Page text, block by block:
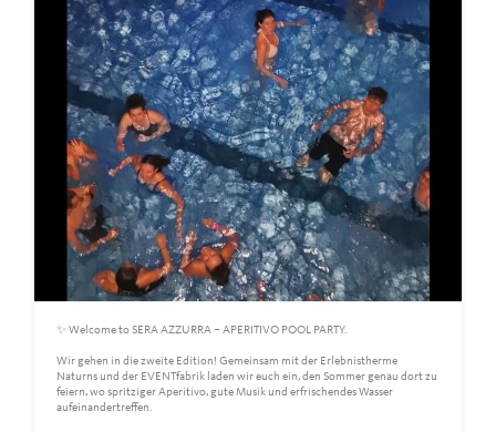
✨ Welcome to SERA AZZURRA – APERITIVO POOL PARTY.
Wir gehen in die zweite Edition! Gemeinsam mit der Erlebnistherme
Naturns und der EVENTfabrik laden wir euch ein, den Sommer genau dort zu
feiern, wo spritziger Aperitivo, gute Musik und erfrischendes Wasser
aufeinandertreffen.